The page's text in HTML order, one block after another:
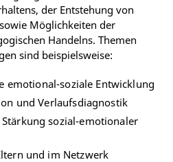
der Entstehung von
Möglichkeiten der
Handelns. Themen
sind beispielsweise:
emotional-soziale Entwicklung
und Verlaufsdiagnostik
sozial-emotionaler
und im Netzwerk